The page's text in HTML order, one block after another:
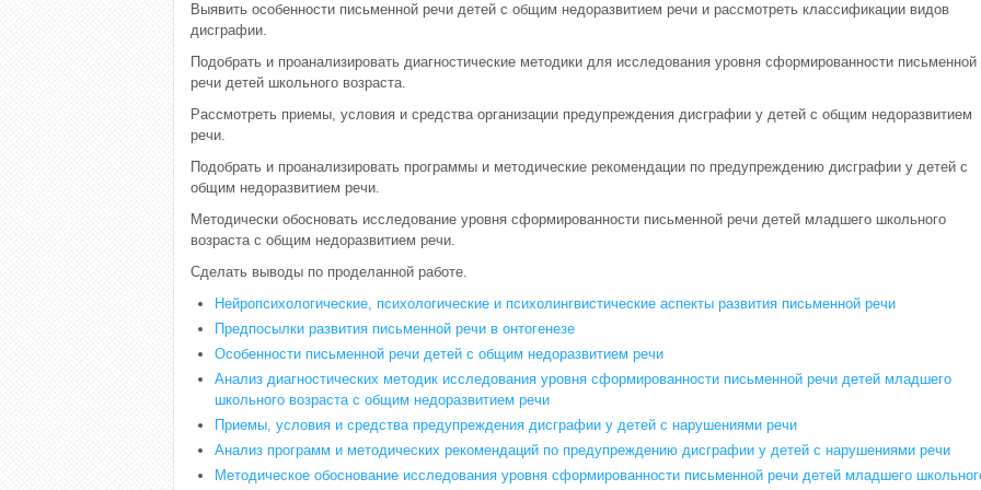
Выявить особенности письменной речи детей с общим недоразвитием речи и рассмотреть классификации видов
дисграфии.
Подобрать и проанализировать диагностические методики для исследования уровня сформированности письменной
речи детей школьного возраста.
Рассмотреть приемы, условия и средства организации предупреждения дисграфии у детей с общим недоразвитием
речи.
Подобрать и проанализировать программы и методические рекомендации по предупреждению дисграфии у детей с
общим недоразвитием речи.
Методически обосновать исследование уровня сформированности письменной речи детей младшего школьного
возраста с общим недоразвитием речи.
Сделать выводы по проделанной работе.
Нейропсихологические, психологические и психолингвистические аспекты развития письменной речи
Предпосылки развития письменной речи в онтогенезе
Особенности письменной речи детей с общим недоразвитием речи
Анализ диагностических методик исследования уровня сформированности письменной речи детей младшего
школьного возраста с общим недоразвитием речи
Приемы, условия и средства предупреждения дисграфии у детей с нарушениями речи
Анализ программ и методических рекомендаций по предупреждению дисграфии у детей с нарушениями речи
Методическое обоснование исследования уровня сформированности письменной речи детей младшего